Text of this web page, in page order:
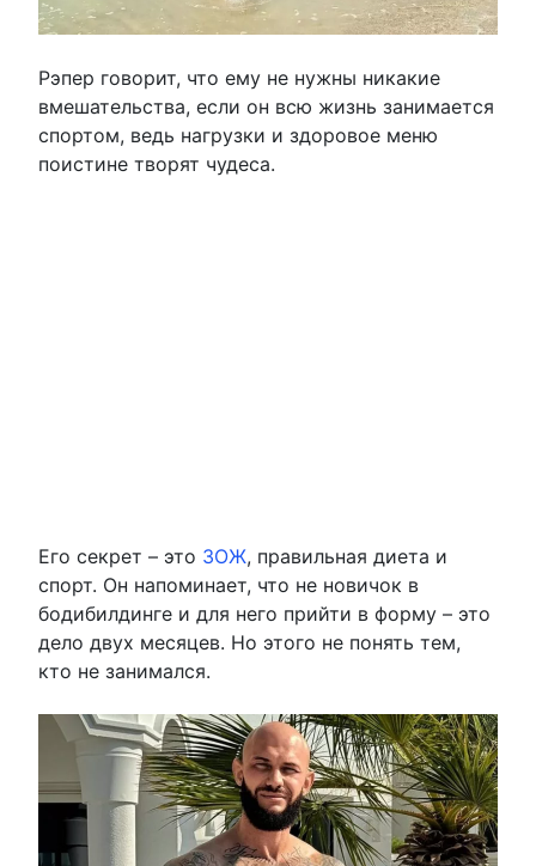
Рэпер говорит, что ему не нужны никакие
вмешательства, если он всю жизнь занимается
спортом, ведь нагрузки и здоровое меню
поистине творят чудеса.
Его секрет – это ЗОЖ, правильная диета и
спорт. Он напоминает, что не новичок в
бодибилдинге и для него прийти в форму – это
дело двух месяцев. Но этого не понять тем,
кто не занимался.